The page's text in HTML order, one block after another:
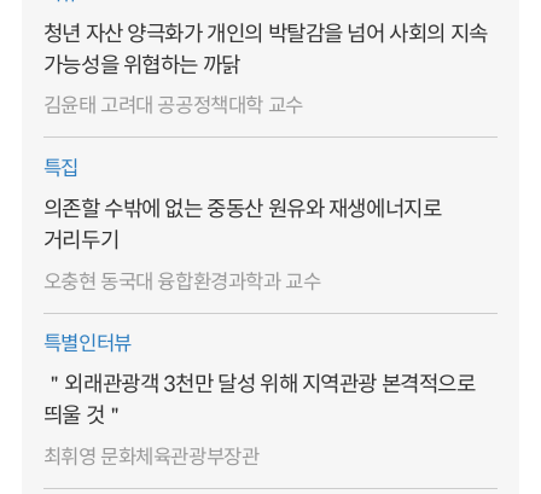
청년 자산 양극화가 개인의 박탈감을 넘어 사회의 지속
가능성을 위협하는 까닭
김윤태 고려대 공공정책대학 교수
특집
의존할 수밖에 없는 중동산 원유와 재생에너지로
거리두기
오충현 동국대 융합환경과학과 교수
특별인터뷰
＂외래관광객 3천만 달성 위해 지역관광 본격적으로
띄울 것＂
최휘영 문화체육관광부장관